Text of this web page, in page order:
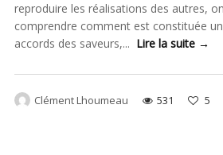
reproduire les réalisations des autres,
comprendre comment est constituée
accords des saveurs,... Lire la suite →
Clément Lhoumeau 531 5